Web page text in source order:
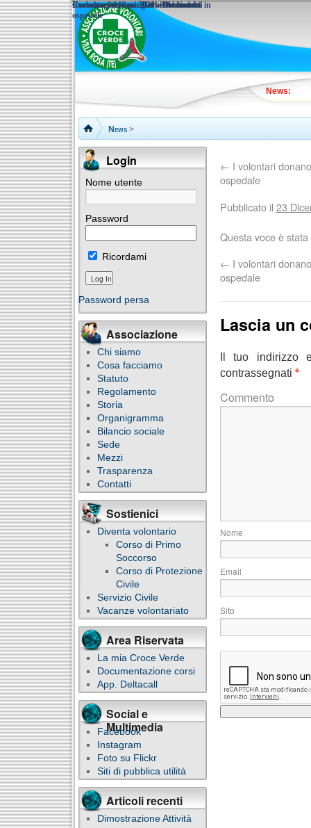
News:
Corso soccorritori 2021 – Documenti
Corso soccorritori 2020 - Documenti
I volontari donano giochi ai bambini in
ospedale
Raccolta giochi per Un verde Natale
News>
Login
Nome utente
Password
Ricordami
Password persa
Associazione
Chi siamo
Cosa facciamo
Statuto
Regolamento
Storia
Organigramma
Bilancio sociale
Sede
Mezzi
Trasparenza
Contatti
Sostienici
Diventa volontario
Corso di Primo
Soccorso
Corso di Protezione
Civile
Servizio Civile
Vacanze volontariato
Area Riservata
La mia Croce Verde
Documentazione corsi
App. Deltacall
Social e
Multimedia
Facebook
Instagram
Foto su Flickr
Siti di pubblica utilità
Articoli recenti
Dimostrazione Attività
← I volontari
ospedale
Pubblicato il 23
Questa voce è
← I volontari
ospedale
Lascia un
Il tuo indirizzo
contrassegnati *